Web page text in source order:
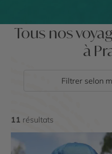
Tous nos
à
Filtrer selon
11 résultats